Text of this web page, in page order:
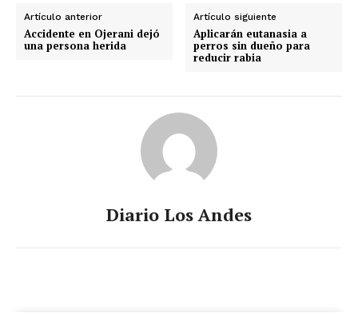
Artículo anterior
Accidente en Ojerani dejó
una persona herida
Artículo siguiente
Aplicarán eutanasia a
perros sin dueño para
reducir rabia
Diario Los Andes